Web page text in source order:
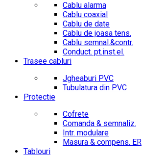
Cablu alarma
Cablu coaxial
Cablu de date
Cablu de joasa tens.
Cablu semnal.&contr.
Conduct. pt.inst.el.
Trasee cabluri
Jgheaburi PVC
Tubulatura din PVC
Protectie
Cofrete
Comanda & semnaliz.
Intr. modulare
Masura & compens. ER
Tablouri